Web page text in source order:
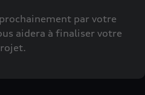
par votre
aidera à finaliser votre